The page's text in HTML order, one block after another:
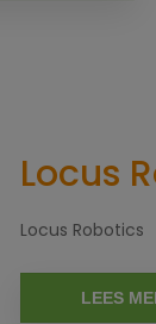
Locus
Locus Robotics
LEES